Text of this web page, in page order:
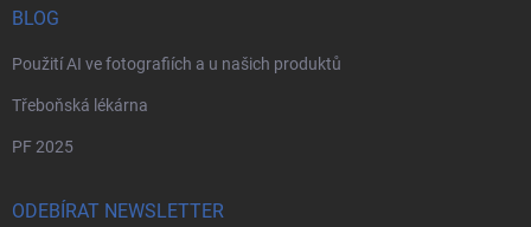
BLOG
Použití AI ve fotografiích a u našich produktů
Třeboňská lékárna
PF 2025
ODEBÍRAT NEWSLETTER